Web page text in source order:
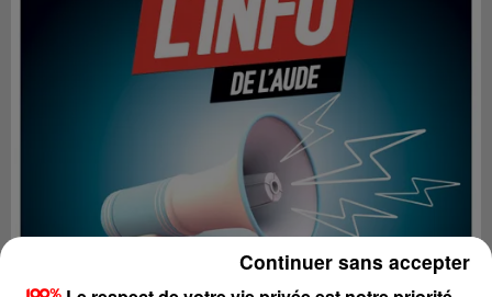
Continuer sans accepter